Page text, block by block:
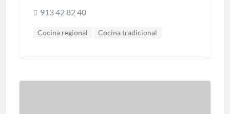
913 42 82 40
Cocina regional
Cocina tradicional